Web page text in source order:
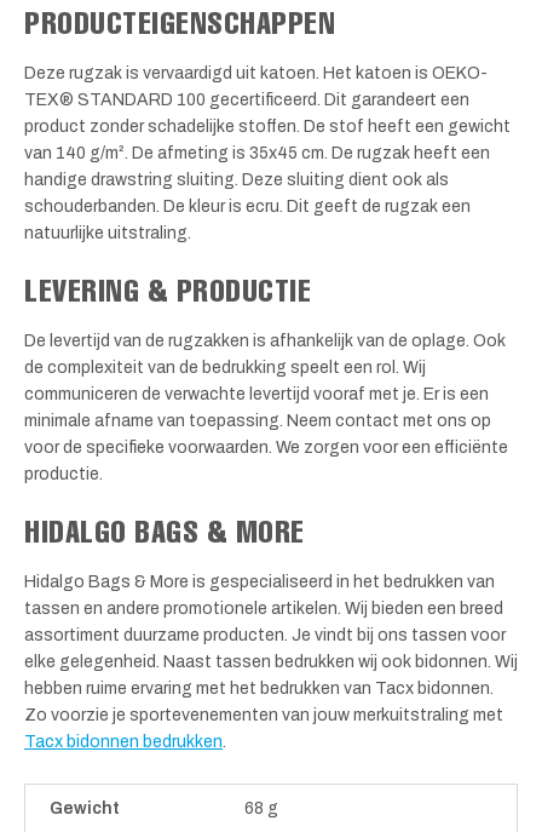
PRODUCTEIGENSCHAPPEN
Deze rugzak is vervaardigd uit katoen. Het katoen is OEKO-
TEX® STANDARD 100 gecertificeerd. Dit garandeert een
product zonder schadelijke stoffen. De stof heeft een gewicht
van 140 g/m². De afmeting is 35x45 cm. De rugzak heeft een
handige drawstring sluiting. Deze sluiting dient ook als
schouderbanden. De kleur is ecru. Dit geeft de rugzak een
natuurlijke uitstraling.
LEVERING & PRODUCTIE
De levertijd van de rugzakken is afhankelijk van de oplage. Ook
de complexiteit van de bedrukking speelt een rol. Wij
communiceren de verwachte levertijd vooraf met je. Er is een
minimale afname van toepassing. Neem contact met ons op
voor de specifieke voorwaarden. We zorgen voor een efficiënte
productie.
HIDALGO BAGS & MORE
Hidalgo Bags & More is gespecialiseerd in het bedrukken van
tassen en andere promotionele artikelen. Wij bieden een breed
assortiment duurzame producten. Je vindt bij ons tassen voor
elke gelegenheid. Naast tassen bedrukken wij ook bidonnen. Wij
hebben ruime ervaring met het bedrukken van Tacx bidonnen.
Zo voorzie je sportevenementen van jouw merkuitstraling met
Tacx bidonnen bedrukken.
Gewicht 68 g